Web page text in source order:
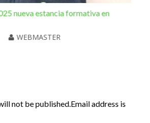
nueva estancia formativa en
WEBMASTER
not be published.Email address is